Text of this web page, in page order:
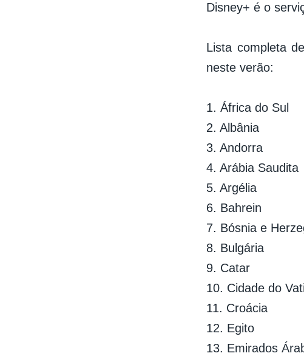
Disney+ é o
Lista completa
neste verão:
1. África do Sul
2. Albânia
3. Andorra
4. Arábia Saudita
5. Argélia
6. Bahrein
7. Bósnia e
8. Bulgária
9. Catar
10. Cidade do
11. Croácia
12. Egito
13. Emirados